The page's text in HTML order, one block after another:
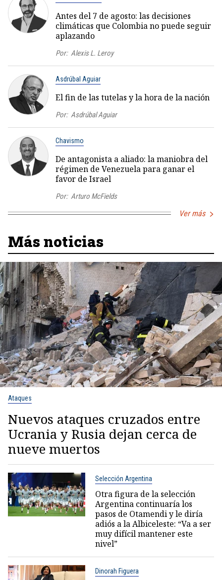
Antes del 7 de agosto: las decisiones
climáticas que Colombia no puede seguir
aplazando
Por: Alexis L. Leroy
Asdrúbal Aguiar
El fin de las tutelas y la hora de la nación
Por: Asdrúbal Aguiar
Chavismo
De antagonista a aliado: la maniobra del
régimen de Venezuela para ganar el
favor de Israel
Por: Arturo McFields
Ver más
Más noticias
Ataques
Nuevos ataques cruzados entre
Ucrania y Rusia dejan cerca de
nueve muertos
Selección Argentina
Otra figura de la selección
Argentina continuaría los
pasos de Otamendi y le diría
adiós a la Albiceleste: “Va a ser
muy difícil mantener este
nivel”
Dinorah Figuera